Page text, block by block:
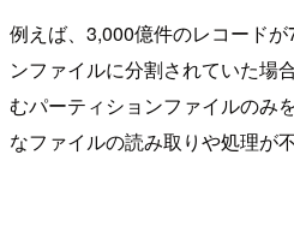
例えば、3,000億件のレコード
ンファイルに分割されていた場
むパーティションファイルのみ
なファイルの読み取りや処理が